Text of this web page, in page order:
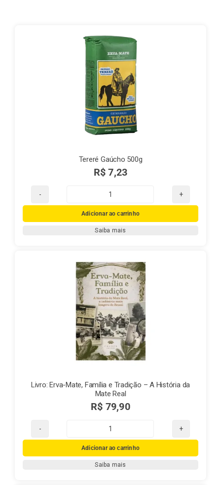
Exportação
Blog
Tereré Gaúcho 500g
R$ 7,23
Tereré
Gaúcho
500g
Adicionar ao carrinho
Saiba mais
Livro: Erva-Mate, Família e Tradição – A História da
Mate Real
R$ 79,90
Livro:
Erva-
Mate,
Adicionar ao carrinho
Saiba mais